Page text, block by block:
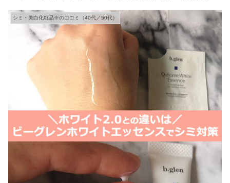
シミ・美白化粧品※の口コミ（40代／50代）